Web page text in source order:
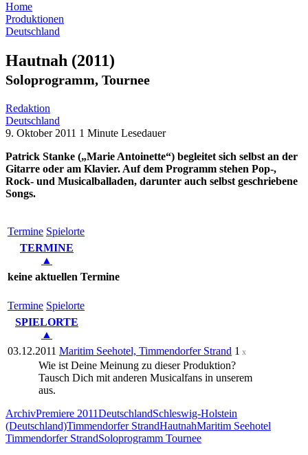
Home
Produktionen
Deutschland
Hautnah (2011)
Soloprogramm, Tournee
Redaktion
Deutschland
9. Oktober 2011 1 Minute Lesedauer
Patrick Stanke („Marie Antoinette“) begleitet sich selbst an der
Gitarre oder am Klavier. Auf dem Programm stehen Pop-,
Rock- und Musicalballaden, darunter auch selbst geschriebene
Songs.
Ter­mi­ne Spielorte
TERMINE
▲
keine aktuellen Termine
Ter­mi­ne Spielorte
SPIELORTE
▲
03.12.2011 Maritim Seehotel, Timmendorfer Strand 1 x
Wie ist Deine Meinung zu dieser Produktion?
Tausch Dich mit anderen Musicalfans in unserem
aus.
ArchivPremiere 2011DeutschlandSchleswig-Holstein
(Deutschland)Timmendorfer StrandHautnahMaritim Seehotel
Timmendorfer StrandSoloprogramm Tournee